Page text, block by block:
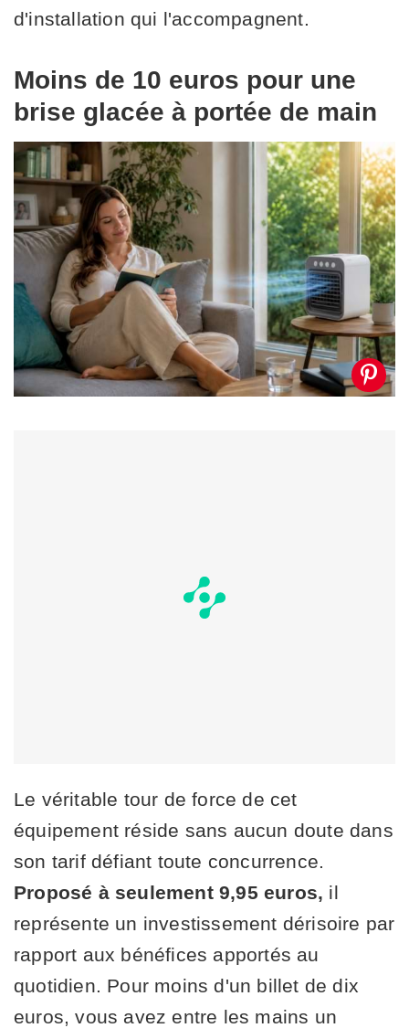
d'installation qui l'accompagnent.
Moins de 10 euros pour une
brise glacée à portée de main
Le véritable tour de force de cet
équipement réside sans aucun doute dans
son tarif défiant toute concurrence.
Proposé à seulement 9,95 euros, il
représente un investissement dérisoire par
rapport aux bénéfices apportés au
quotidien. Pour moins d'un billet de dix
euros, vous avez entre les mains un